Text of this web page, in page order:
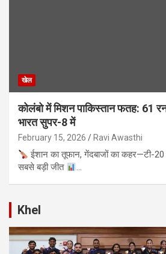
खेल
कोलंबो में मिशन पाकिस्तान फतह: 61
भारत सुपर-8 में
February 15, 2026 Ravi Awasthi
ईशान का तूफान, गेंदबाजों का कहर—टी-20
सबसे बड़ी जीत
…
Khel